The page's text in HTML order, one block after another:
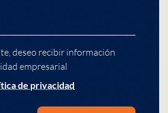
deseo recibir información
empresarial
de privacidad